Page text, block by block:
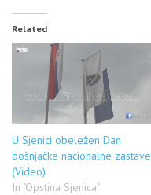
Related
U Sjenici obeležen Dan
bošnjačke nacionalne zastave
(Video)
In "Opstina Sjenica"